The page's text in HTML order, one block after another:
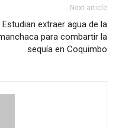
Next article
Estudian extraer agua de la
para combartir la
sequía en Coquimbo